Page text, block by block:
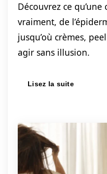
Découvrez ce
vraiment, de
jusqu’où crèmes,
agir sans illusion.
Lisez la suite